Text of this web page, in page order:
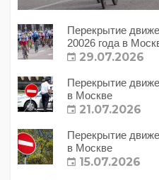
Перекрытие
20026 года в
29.07.2026
Перекрытие
в Москве
21.07.2026
Перекрытие
в Москве
15.07.2026